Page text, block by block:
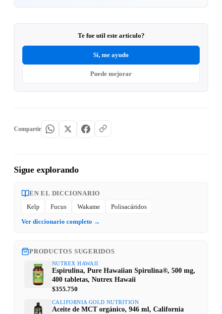
Te fue util este articulo?
Si, me ayudo
Puede mejorar
Compartir
Sigue explorando
EN EL DICCIONARIO
Kelp
Fucus Wakame
Polisacáridos
Ver diccionario completo →
PRODUCTOS SUGERIDOS
NUTREX HAWAII
Espirulina, Pure Hawaiian Spirulina®, 500 mg,
400 tabletas, Nutrex Hawaii
$355.750
CALIFORNIA GOLD NUTRITION
Aceite de MCT orgánico, 946 ml, California